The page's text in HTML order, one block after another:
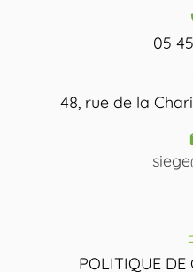
05
48, rue de la
POLITIQUE DE